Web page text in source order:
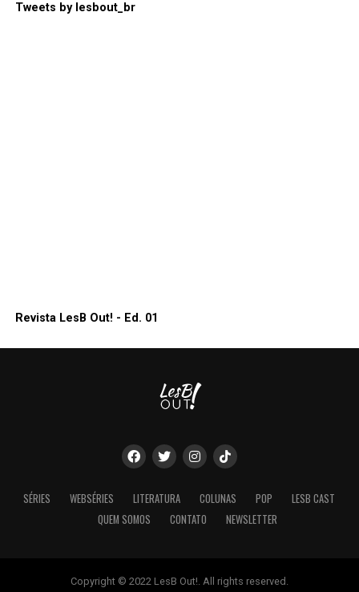
Tweets by lesbout_br
Revista LesB Out! - Ed. 01
SÉRIES WEBSÉRIES LITERATURA COLUNAS POP
LESB CAST
QUEM SOMOS
CONTATO NEWSLETTER
Copyright © 2022 LesB Out!. All rights reserved.